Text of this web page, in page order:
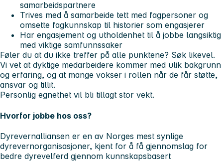
samarbeidspartnere
Trives med å samarbeide tett med fagpersoner og
omsette fagkunnskap til historier som engasjerer
Har engasjement og utholdenhet til å jobbe langsiktig
med viktige samfunnssaker
Føler du at du ikke treffer på alle punktene? Søk likevel.
Vi vet at dyktige medarbeidere kommer med ulik bakgrunn
og erfaring, og at mange vokser i rollen når de får støtte,
ansvar og tillit.
Personlig egnethet vil bli tillagt stor vekt.
Hvorfor jobbe hos oss?
Dyrevernalliansen er en av Norges mest synlige
dyrevernorganisasjoner, kjent for å få gjennomslag for
bedre dyrevelferd gjennom kunnskapsbasert